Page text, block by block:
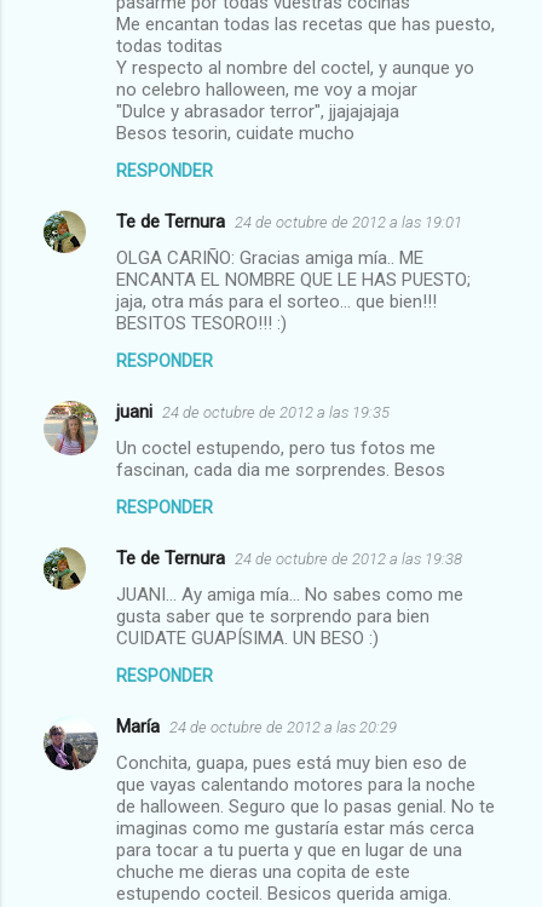
Me encantan todas las recetas que has puesto,
todas toditas
Y respecto al nombre del coctel, y aunque yo
no celebro halloween, me voy a mojar
"Dulce y abrasador terror", jjajajajaja
Besos tesorin, cuidate mucho
RESPONDER
Te de Ternura 24 de octubre de 2012 a las 19:01
OLGA CARIÑO: Gracias amiga mía.. ME
ENCANTA EL NOMBRE QUE LE HAS PUESTO;
jaja, otra más para el sorteo... que bien!!!
BESITOS TESORO!!! :)
RESPONDER
juani 24 de octubre de 2012 a las 19:35
Un coctel estupendo, pero tus fotos me
fascinan, cada dia me sorprendes. Besos
RESPONDER
Te de Ternura 24 de octubre de 2012 a las 19:38
JUANI... Ay amiga mía... No sabes como me
gusta saber que te sorprendo para bien
CUIDATE GUAPÍSIMA. UN BESO :)
RESPONDER
María 24 de octubre de 2012 a las 20:29
Conchita, guapa, pues está muy bien eso de
que vayas calentando motores para la noche
de halloween. Seguro que lo pasas genial. No te
imaginas como me gustaría estar más cerca
para tocar a tu puerta y que en lugar de una
chuche me dieras una copita de este
estupendo cocteil. Besicos querida amiga.